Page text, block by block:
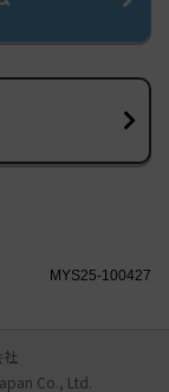
MYS25-100427
Co., Ltd.